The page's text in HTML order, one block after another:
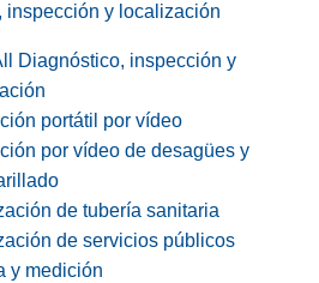
inspección y localización
Diagnóstico, inspección y
portátil por vídeo
por vídeo de desagües y
de tubería sanitaria
de servicios públicos
y medición